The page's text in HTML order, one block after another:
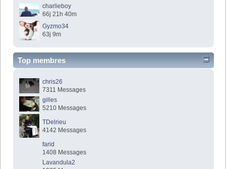
charlieboy
66j 21h 40m
Gyzmo34
63j 9m
Top membres
chris26
7311 Messages
gilles
5210 Messages
TDelrieu
4142 Messages
farid
1408 Messages
Lavandula2